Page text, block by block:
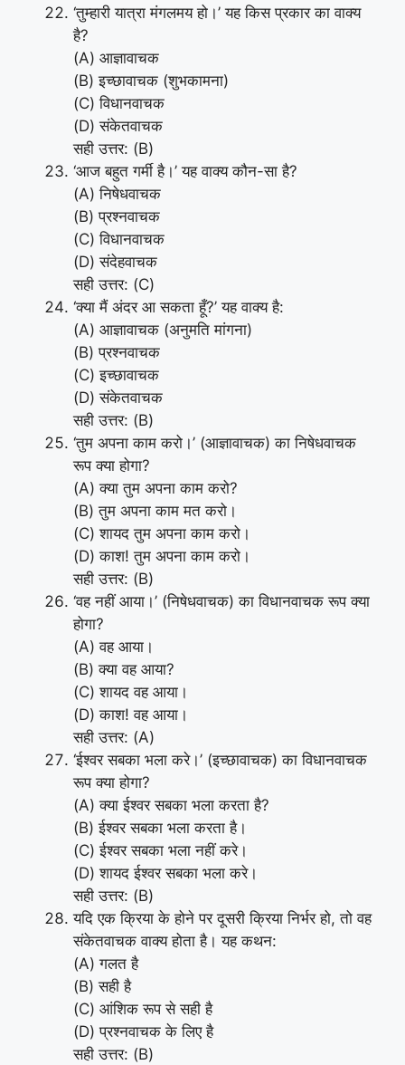
‘तुम्हारी यात्रा मंगलमय हो।’ यह किस प्रकार का वाक्य
है?
(A) आज्ञावाचक
(B) इच्छावाचक (शुभकामना)
(C) विधानवाचक
(D) संकेतवाचक
सही उत्तर: (B)
‘आज बहुत गर्मी है।’ यह वाक्य कौन-सा है?
(A) निषेधवाचक
(B) प्रश्नवाचक
(C) विधानवाचक
(D) संदेहवाचक
सही उत्तर: (C)
‘क्या मैं अंदर आ सकता हूँ?’ यह वाक्य है:
(A) आज्ञावाचक (अनुमति मांगना)
(B) प्रश्नवाचक
(C) इच्छावाचक
(D) संकेतवाचक
सही उत्तर: (B)
‘तुम अपना काम करो।’ (आज्ञावाचक) का निषेधवाचक
रूप क्या होगा?
(A) क्या तुम अपना काम करो?
(B) तुम अपना काम मत करो।
(C) शायद तुम अपना काम करो।
(D) काश! तुम अपना काम करो।
सही उत्तर: (B)
‘वह नहीं आया।’ (निषेधवाचक) का विधानवाचक रूप क्या
होगा?
(A) वह आया।
(B) क्या वह आया?
(C) शायद वह आया।
(D) काश! वह आया।
सही उत्तर: (A)
‘ईश्वर सबका भला करे।’ (इच्छावाचक) का विधानवाचक
रूप क्या होगा?
(A) क्या ईश्वर सबका भला करता है?
(B) ईश्वर सबका भला करता है।
(C) ईश्वर सबका भला नहीं करे।
(D) शायद ईश्वर सबका भला करे।
सही उत्तर: (B)
यदि एक क्रिया के होने पर दूसरी क्रिया निर्भर हो, तो वह
संकेतवाचक वाक्य होता है। यह कथन:
(A) गलत है
(B) सही है
(C) आंशिक रूप से सही है
(D) प्रश्नवाचक के लिए है
सही उत्तर: (B)